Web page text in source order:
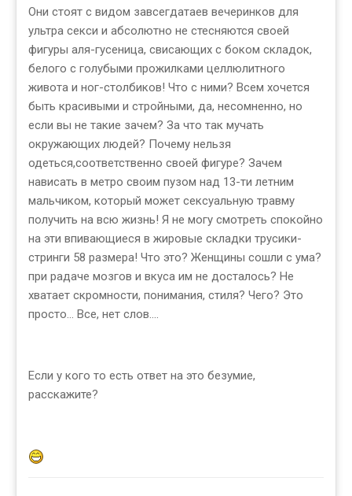
Они стоят с видом завсегдатаев вечеринков для
ультра секси и абсолютно не стесняются своей
фигуры аля-гусеница, свисающих с боком складок,
белого с голубыми прожилками целлюлитного
живота и ног-столбиков! Что с ними? Всем хочется
быть красивыми и стройными, да, несомненно, но
если вы не такие зачем? За что так мучать
окружающих людей? Почему нельзя
одеться,соответственно своей фигуре? Зачем
нависать в метро своим пузом над 13-ти летним
мальчиком, который может сексуальную травму
получить на всю жизнь! Я не могу смотреть спокойно
на эти впивающиеся в жировые складки трусики-
стринги 58 размера! Что это? Женщины сошли с ума?
при радаче мозгов и вкуса им не досталось? Не
хватает скромности, понимания, стиля? Чего? Это
просто... Все, нет слов....
Если у кого то есть ответ на это безумие,
расскажите?